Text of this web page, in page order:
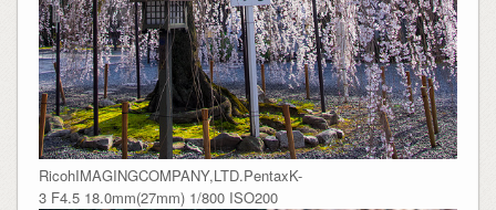
RicohIMAGINGCOMPANY,LTD.PentaxK-
3 F4.5 18.0mm(27mm) 1/800 ISO200